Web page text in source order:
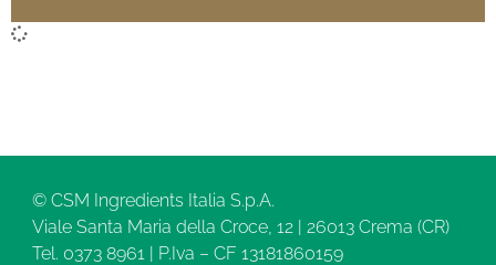
© CSM Ingredients Italia S.p.A.
Viale Santa Maria della Croce, 12 | 26013 Crema (CR)
Tel. 0373 8961 | P.Iva – CF 13181860159